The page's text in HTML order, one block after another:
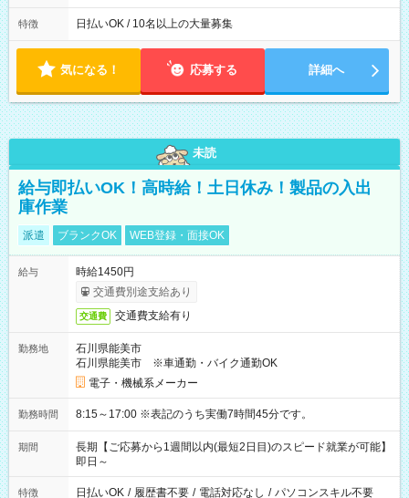
特徴 日払いOK / 10名以上の大量募集
気になる！ 応募する 詳細へ
未読
給与即払いOK！高時給！土日休み！製品の入出
庫作業
派遣 ブランクOK WEB登録・面接OK
給与
時給1450円
交通費別途支給あり
交通費 交通費支給有り
勤務地
石川県能美市
石川県能美市 ※車通勤・バイク通勤OK
電子・機械系メーカー
勤務時間 8:15～17:00 ※表記のうち実働7時間45分です。
期間
長期【ご応募から1週間以内(最短2日目)のスピード就業が可能】
即日～
特徴 日払いOK / 履歴書不要 / 電話対応なし / パソコンスキル不要